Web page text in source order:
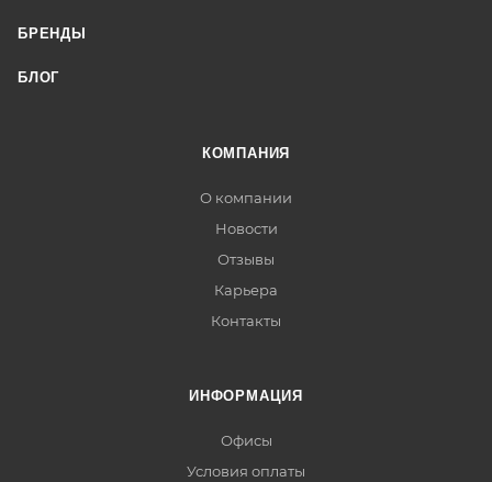
БРЕНДЫ
БЛОГ
КОМПАНИЯ
О компании
Новости
Отзывы
Карьера
Контакты
ИНФОРМАЦИЯ
Офисы
Условия оплаты